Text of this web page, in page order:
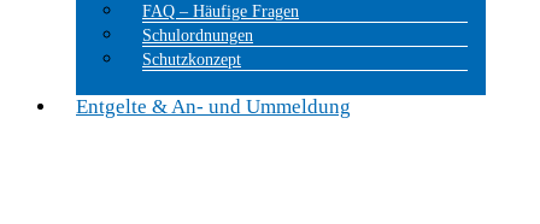
FAQ – Häufige Fragen
Schulordnungen
Schutzkonzept
Entgelte & An- und Ummeldung